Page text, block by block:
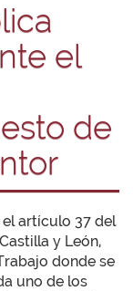
el
de
artículo 37 del
y León,
donde se
uno de los